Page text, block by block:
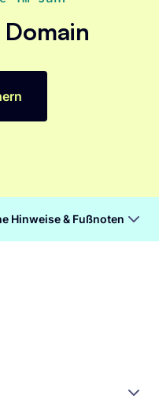
Hinweise & Fußnoten